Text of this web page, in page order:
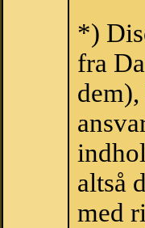
*)
fra
altså
med